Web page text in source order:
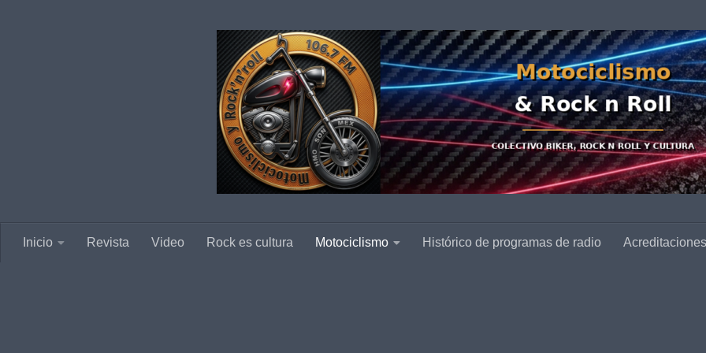
Inicio Revista Video Rock es cultura Motociclismo Histórico de programas de radio Acreditaciones